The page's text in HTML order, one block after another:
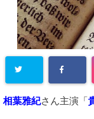
相葉雅紀さん主演「